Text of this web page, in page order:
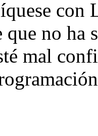
que no
mal